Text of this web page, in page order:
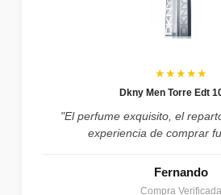
★★★★★
Dkny Men Torre Edt
"El perfume exquisito, el
experiencia de comprar
Fernando
Compra Verificada